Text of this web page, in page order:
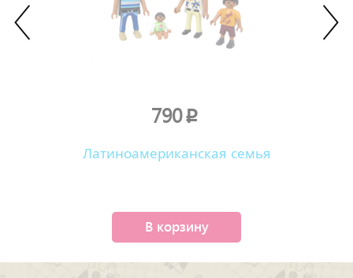
790p
Латиноамериканская семья
В корзину